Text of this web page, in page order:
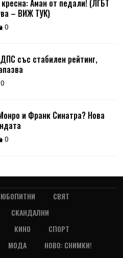
Аман от педали! (ЛГБТ
– ВИЖ ТУК)
0
със стабилен рейтинг,
0
и Франк Синатра? Нова
0
СВЯТ
СКАНДАЛНИ
КИНО
СПОРТ
МОДА
НОВО: СНИМКИ!